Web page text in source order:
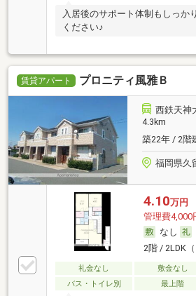
入居後のサポート体制もしっか
ください♪
賃貸アパート プロニティ風雅Ｂ
西鉄天神
4.3km
築22年 / 2階
福岡県久
4.10万円
管理費4,000
なし
2階 / 2LDK
礼金なし 敷金なし
バス・トイレ別
最上階